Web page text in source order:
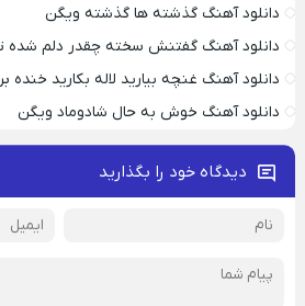
دانلود آهنگ گذشته ها گذشته ویگن
دانلود آهنگ گفتنش سخته چقدر دلم شده
دانلود آهنگ غنچه بیارید لاله بکارید خنده
دانلود آهنگ خوش به حال شادوماد ویگن
دیدگاه خود را بگذارید